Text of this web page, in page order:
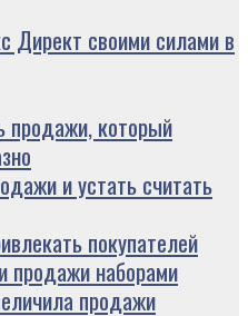
Директ своими силами в
продажи, который
и устать считать
покупателей
продажи наборами
продажи